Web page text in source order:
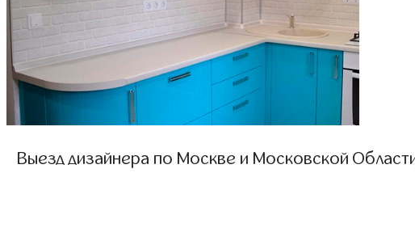
Выезд дизайнера по Москве и Московской